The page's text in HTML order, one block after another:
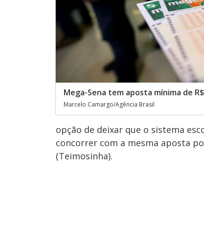
Mega-Sena tem aposta mínima de
Marcelo Camargo/Agência Brasil
opção de deixar que o sistema
concorrer com a mesma aposta
(Teimosinha).